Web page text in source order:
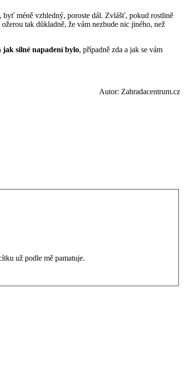
byť méně vzhledný, poroste dál. Zvlášť, pokud rostlině
tak důkladně, že vám nezbude nic jiného, než
jak silné napadení bylo, případně zda a jak se vám
Autor: Zahradacentrum.cz
už podle mě pamatuje.